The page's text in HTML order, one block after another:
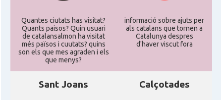
Quantes ciutats has visitat?
Quants paisos? Quin usuari
de catalansalmon ha visitat
més països i cuutats? quins
son els que mes agraden i els
que menys?
informació sobre ajuts per
als catalans que tornen a
Catalunya despres
d'haver viscut fora
Sant Joans Calçotades